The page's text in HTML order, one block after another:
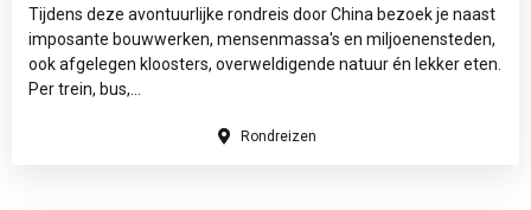
Tijdens deze avontuurlijke rondreis door China bezoek je naast
imposante bouwwerken, mensenmassa's en miljoenensteden,
ook afgelegen kloosters, overweldigende natuur én lekker eten.
Per trein, bus,...
Rondreizen